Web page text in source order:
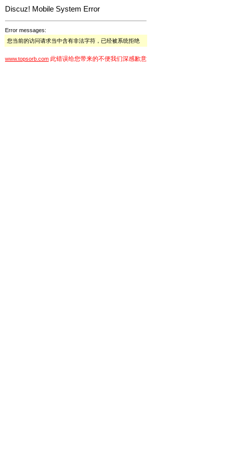
Discuz! Mobile System Error
Error messages:
您当前的访问请求当中含有非法字符，已经被系统拒绝
www.topsorb.com 此错误给您带来的不便我们深感歉意